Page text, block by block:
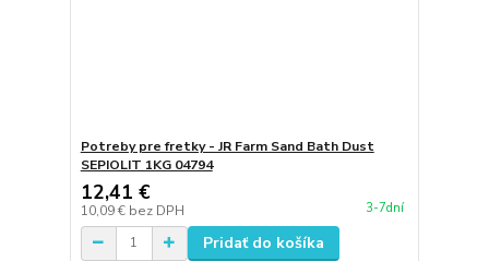
Potreby pre fretky - JR Farm Sand Bath Dust
SEPIOLIT 1KG 04794
12,41 €
10,09 € bez DPH 3-7dní
Pridať do košíka